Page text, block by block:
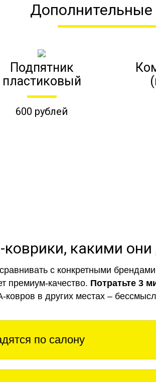
Дополнительные
Подпятник
пластиковый
600 рублей
коврики, какими
с конкретными
премиум-качество. Потратьте 3
ковров в других местах –
по салону